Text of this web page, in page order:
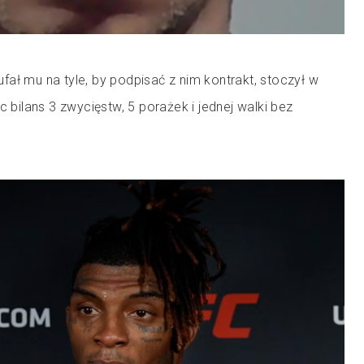
mu na tyle, by podpisać z nim kontrakt, stoczył w
bilans 3 zwycięstw, 5 porażek i jednej walki bez